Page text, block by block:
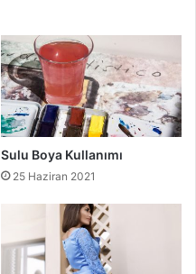
Sulu Boya Kullanımı
25 Haziran 2021